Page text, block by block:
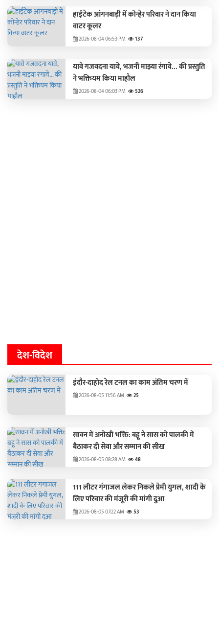
हाईटेक आंगनबाड़ी में कोन्हेर परिवार ने दान किया
वाटर कूलर
2026-08-04 06:53 PM 137
यावे गजवदना यावे, भजनी माझ्या रंगावे... की प्रस्तुति
ने भक्तियम किया माहौल
2026-08-04 06:03 PM 526
देश-विदेश
इंदौर-दाहोद रेल टनल का काम अंतिम चरण में
2026-08-05 11:56 AM 25
सावन में अनोखी भक्ति: बहू ने सास को पालकी में
बैठाकर दी सेवा और सम्मान की सीख
2026-08-05 08:28 AM 48
111 लीटर गंगाजल लेकर निकले प्रेमी युगल, शादी के
लिए परिवार की मंजूरी की मांगी दुआ
2026-08-05 07:22 AM 53